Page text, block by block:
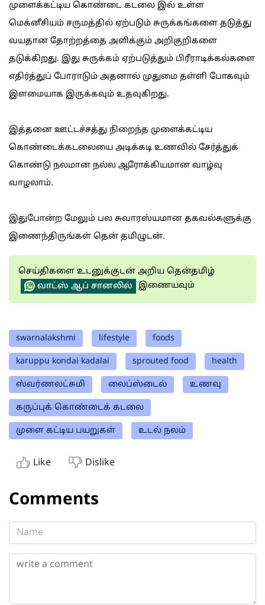
முளைக்கட்டிய கொண்டை கடலை இல் உள்ள
மெக்னீசியம் சருமத்தில் ஏற்படும் சுருக்கங்களை தடுத்து
வயதான தோற்றத்தை அளிக்கும் அறிகுறிகளை
தடுக்கிறது. இது சுருக்கம் ஏற்படுத்தும் பிரீராடிக்கல்களை
எதிர்த்துப் போராடும் அதனால் முதுமை தள்ளி போகவும்
இளமையாக இருக்கவும் உதவுகிறது.
இத்தனை ஊட்டச்சத்து நிறைந்த முளைக்கட்டிய
கொண்டைக்கடலையை அடிக்கடி உணவில் சேர்த்துக்
கொண்டு நலமான நல்ல ஆரோக்கியமான வாழ்வு
வாழலாம்.
இதுபோன்ற மேலும் பல சுவாரஸ்யமான தகவல்களுக்கு
இணைந்திருங்கள் தென் தமிழுடன்.
செய்திகளை உடனுக்குடன் அறிய தென்தமிழ்
வாட்ஸ் ஆப் சானலில்
இணையவும்
swarnalakshmi lifestyle foods
karuppu kondai kadalai sprouted food health
ஸ்வர்ணலட்சுமி லைப்ஸ்டைல் உணவு
கருப்புக் கொண்டைக் கடலை
முளை கட்டிய பயறுகள் உடல் நலம்
Like Dislike
Comments